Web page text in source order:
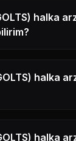
) halka
) halka
) halka